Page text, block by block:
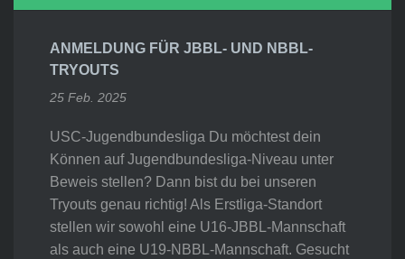
ANMELDUNG FÜR JBBL- UND NBBL-
TRYOUTS
25 Feb. 2025
USC-Jugendbundesliga Du möchtest dein
Können auf Jugendbundesliga-Niveau unter
Beweis stellen? Dann bist du bei unseren
Tryouts genau richtig! Als Erstliga-Standort
stellen wir sowohl eine U16-JBBL-Mannschaft
als auch eine U19-NBBL-Mannschaft. Gesucht